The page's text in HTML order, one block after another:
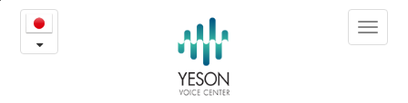
疾
患
Toggle